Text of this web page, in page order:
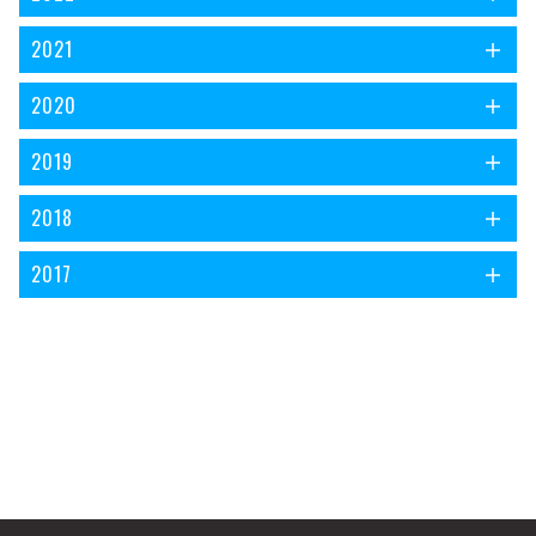
2021
2020
2019
2018
2017